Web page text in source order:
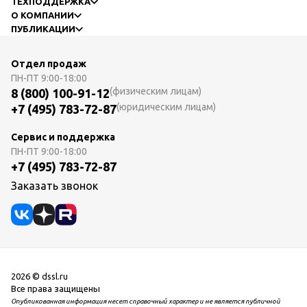
О КОМПАНИИ
ПУБЛИКАЦИИ
Отдел продаж
ПН-ПТ 9:00-18:00
8 (800) 100-91-12(физическим лицам)
+7 (495) 783-72-87(юридическим лицам)
Сервис и поддержка
ПН-ПТ 9:00-18:00
+7 (495) 783-72-87
Заказать звонок
2026 © dssl.ru
Все права защищены
Опубликованная информация несет справочный характер и не является публичной